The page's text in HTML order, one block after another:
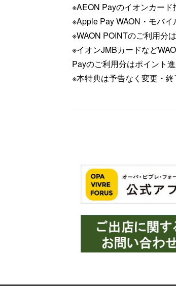
※AEON Payのイオンカード
※Apple Pay WAON・モバイ
※WAON POINTのご利用分
※イオンJMBカードなど
Payのご利用分はポイント
※本特典は予告なく変更・終